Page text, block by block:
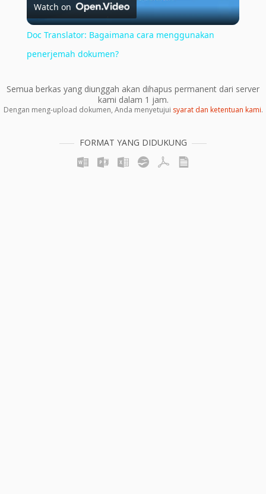
Video
Watch on
Doc Translator: Bagaimana cara menggunakan
penerjemah dokumen?
Semua berkas yang diunggah akan dihapus permanent dari server
kami dalam 1 jam.
Dengan meng-upload dokumen, Anda menyetujui syarat dan ketentuan kami.
FORMAT YANG DIDUKUNG